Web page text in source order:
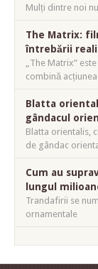
Mulți dintre noi
The Matrix:
întrebării
„The Matrix”
combină acțiunea
Blatta
gândacul
Blatta orientalis,
de gândac
Cum au
lungul
Trandafirii se
ornamentale